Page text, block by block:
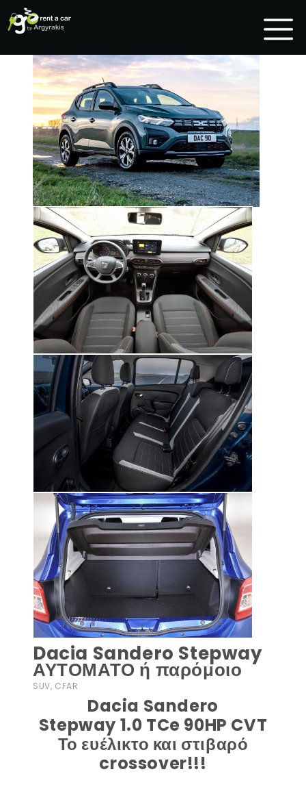
Dacia Sandero Stepway
ΑΥΤΟΜΑΤΟ ή παρόμοιο
SUV, CFAR
Dacia Sandero
Stepway 1.0 TCe 90HP CVT
Το ευέλικτο και στιβαρό
crossover!!!